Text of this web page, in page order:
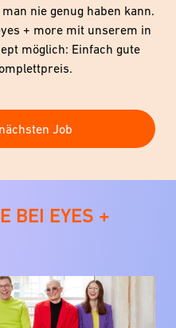
nie genug haben kann.
+ more mit unserem in
möglich: Einfach gute
Job
BEI EYES +